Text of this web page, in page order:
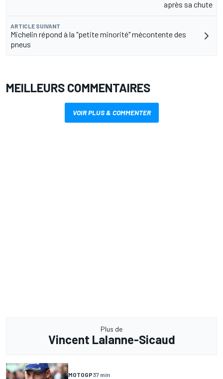
après sa chute
ARTICLE SUIVANT
Michelin répond à la "petite minorité" mécontente des
pneus
MEILLEURS COMMENTAIRES
VOIR PLUS & COMMENTER
Plus de
Vincent Lalanne-Sicaud
MOTOGP37 min